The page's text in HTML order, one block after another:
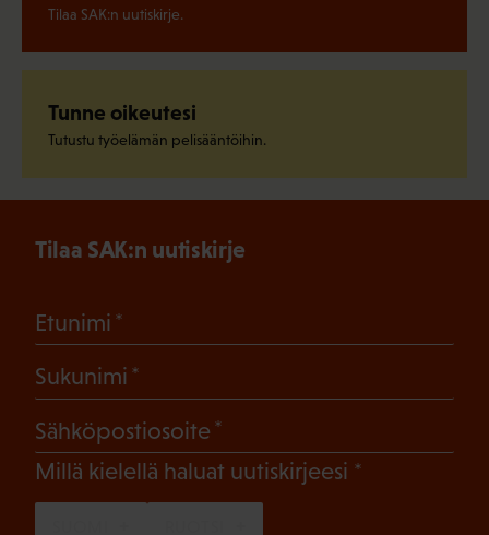
Tilaa SAK:n uutiskirje.
Tunne oikeutesi
Tutustu työelämän pelisääntöihin.
Tilaa SAK:n uutiskirje
Etunimi
Sukunimi
Sähköpostiosoite
Millä kielellä haluat uutiskirjeesi (Pakollinen)